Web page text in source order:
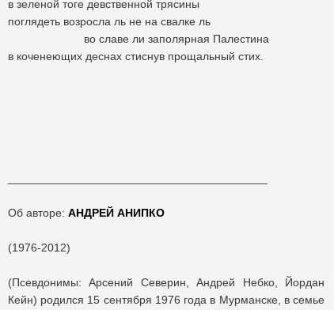
в зеленой тоге девственной трясины
поглядеть возросла ль не на свалке ль
во славе ли заполярная Палестина
в коченеющих деснах стиснув прощальный стих.
Об авторе: АНДРЕЙ АНИПКО
(1976-2012)
(Псевдонимы: Арсений Северин, Андрей Небко, Йордан
Кейн) родился 15 сентября 1976 года в Мурманске, в семье